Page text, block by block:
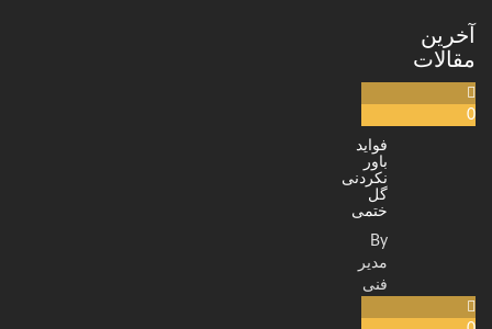
آخرین
مقالات
0
فواید
باور
نکردنی
گل
ختمی
By
مدیر
فنی